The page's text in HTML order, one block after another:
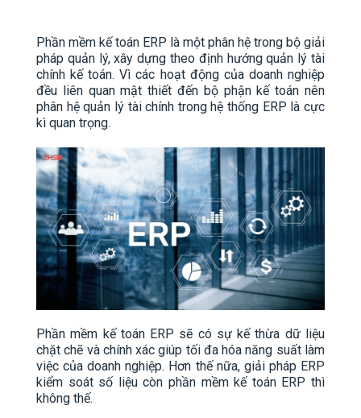
Phần mềm kế toán ERP là một phân hệ trong bộ giải
pháp quản lý, xây dựng theo định hướng quản lý tài
chính kế toán. Vì các hoạt động của doanh nghiệp
đều liên quan mật thiết đến bộ phận kế toán nên
phân hệ quản lý tài chính trong hệ thống ERP là cực
kì quan trọng.
Phần mềm kế toán ERP sẽ có sự kế thừa dữ liệu
chặt chẽ và chính xác giúp tối đa hóa năng suất làm
việc của doanh nghiệp. Hơn thế nữa, giải pháp ERP
kiểm soát số liệu còn phần mềm kế toán ERP thì
không thế.